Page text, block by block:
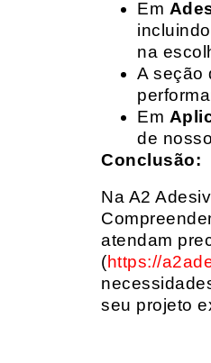
Em
na
A seção
Em
de
Conclusão:
Na A2
atendam
(https://
seu projeto